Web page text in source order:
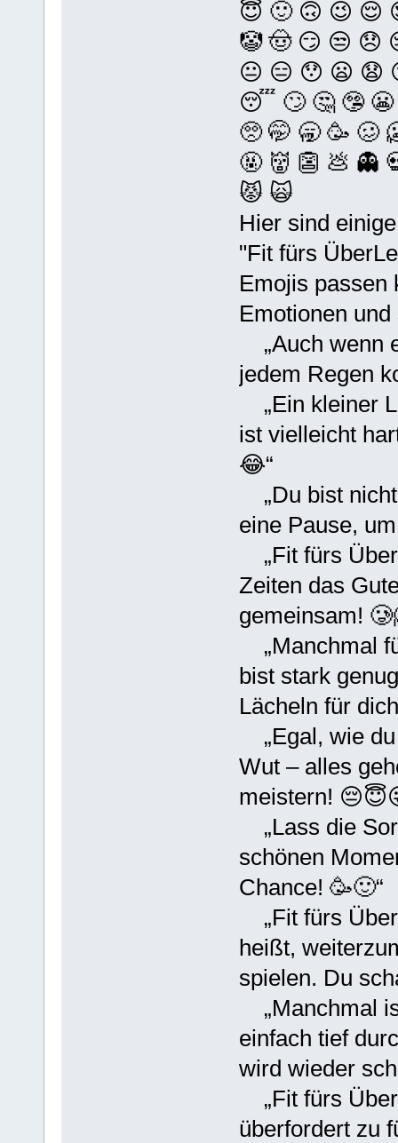
😇 🙂 🙃 😉 😌
🤡 🤠 😏 😒 😞
😐 😑 😯 😦 😧
😴 🙄 🤔 🤥 😬
🥺 🤭 🥱 🥳 🥴
🤬 👹 👺 💩 👻
😾 🙀
Hier sind
"Fit fürs
Emojis passen
Emotionen
„Auch wenn
jedem Regen
„Ein kleiner
ist vielleicht
😂“
„Du bist
eine Pause,
„Fit fürs
Zeiten das
gemeinsam!
„Manchmal
bist stark
Lächeln für
„Egal, wie du
Wut – alles
meistern!
„Lass die
schönen
Chance! 🥳🙂“
„Fit fürs
heißt,
spielen. Du
„Manchmal
einfach tief
wird wieder
„Fit fürs
überfordert zu